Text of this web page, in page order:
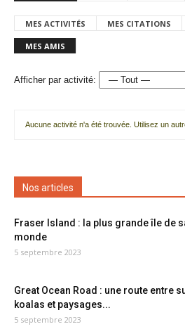
MES ACTIVITÉS MES CITATIONS
MES AMIS
Afficher par activité:
Aucune activité n'a été trouvée. Utilisez un
Nos articles
Fraser Island : la plus grande île de
monde
5 septembre 2023
Great Ocean Road : une route entre
koalas et paysages...
5 septembre 2023